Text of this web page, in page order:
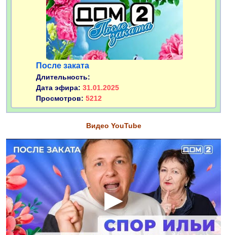
После заката
Длительность:
Дата эфира: 31.01.2025
Просмотров: 5212
Видео YouTube